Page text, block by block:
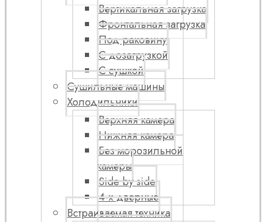
Вертикальная загрузка
Фронтальная загрузка
Под раковину
С дозагрузкой
С сушкой
Сушильные машины
Холодильники
Верхняя камера
Нижняя камера
Без морозильной
камеры
Side by side
4-х дверные
Встраиваемая техника